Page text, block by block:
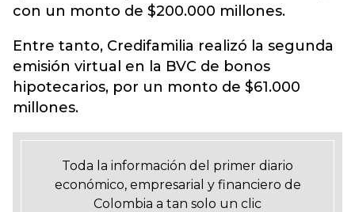
con un monto de $200.000 millones.
Entre tanto, Credifamilia realizó la segunda
emisión virtual en la BVC de bonos
hipotecarios, por un monto de $61.000
millones.
Toda la información del primer diario
económico, empresarial y financiero de
Colombia a tan solo un clic